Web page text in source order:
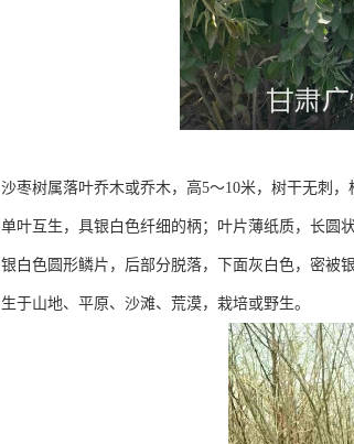
沙枣树属落叶乔木或乔木，高5～10米，树干无刺
单叶互生，具银白色纤细的柄；叶片薄纸质，长圆
银白色圆形鳞片，后部分脱落，下面灰白色，密被
生于山地、平原、沙滩、荒漠，栽培或野生。